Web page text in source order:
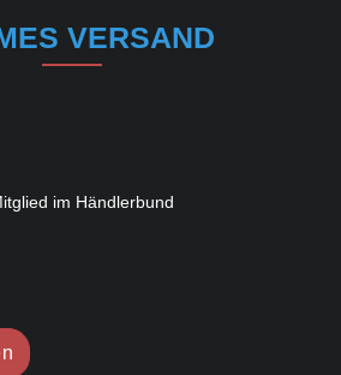
VERSAND